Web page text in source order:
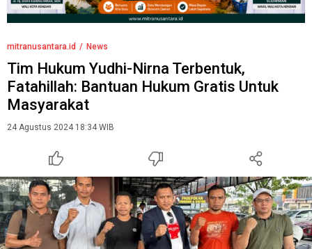
mitranusantara.id News
Tim Hukum Yudhi-Nirna Terbentuk,
Fatahillah: Bantuan Hukum Gratis Untuk
Masyarakat
24 Agustus 2024 18:34 WIB